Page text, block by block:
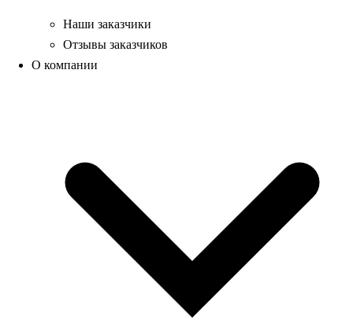
Наши заказчики
Отзывы заказчиков
О компании